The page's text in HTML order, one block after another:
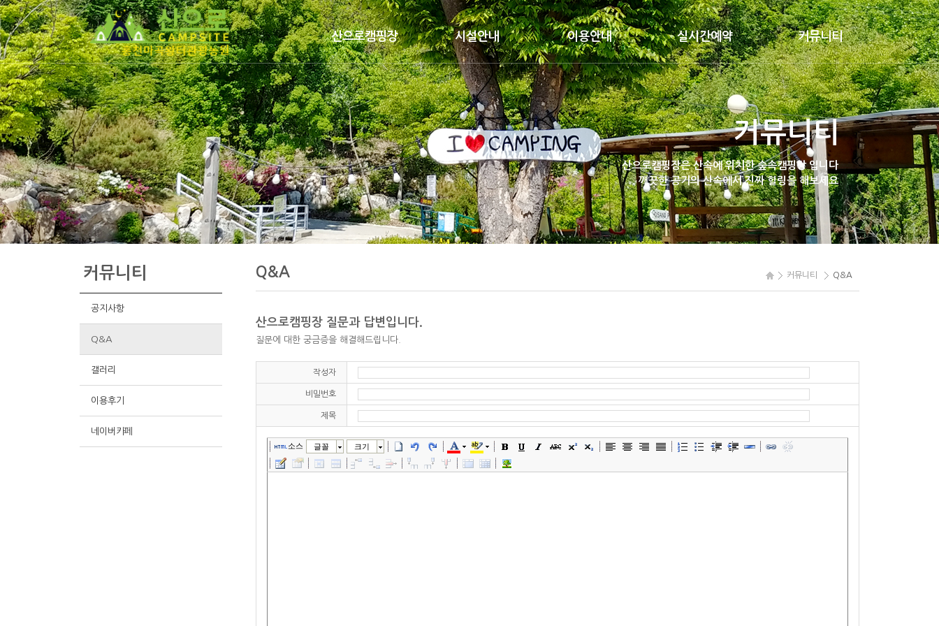
산으로캠핑장
캠핑장소개
시설현황
오시는 길
시설안내
캠핑장구역배치도
구역별사이트보기
캠핑하우스
편의시설
수영장
이용안내
캠핑장이용안내
캠핑하우스이용안내
요금안내
자주묻는질문
실시간예약
예약&취소
예약하기
커뮤니티
공지사항
Q&A
갤러리
이용후기
네이버카페
커뮤니티
산으로캠핑장은산속에 위치한 숲속캠핑장 입니다
깨끗한 공기의 산속에서진짜 힐링을 해보세요
커뮤니티
공지사항
Q&A
갤러리
이용후기
네이버카페
커뮤니티 Q&A
Q&A
산으로캠핑장 질문과 답변입니다.
질문에 대한 궁금증을 해결해드립니다.
작성자
비밀번호
제목
소스 글꼴 크기